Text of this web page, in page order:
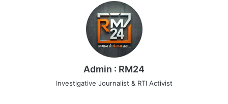
Admin : RM24
Investigative Journalist & RTI Activist